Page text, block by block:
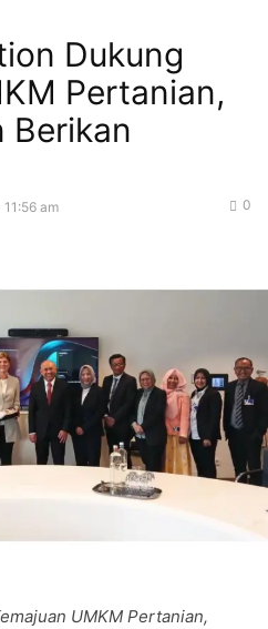
Dukung
Pertanian,
Berikan
am 0
UMKM Pertanian,